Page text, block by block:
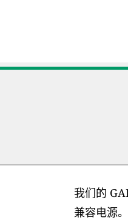
我们的
兼容电源。